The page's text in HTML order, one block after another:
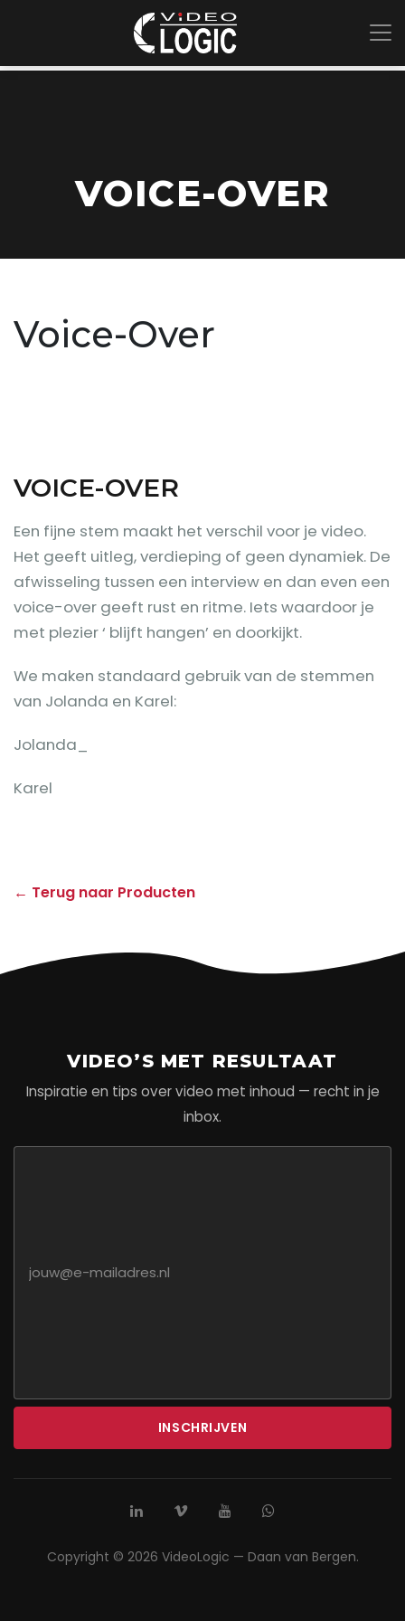
VOICE-OVER
Voice-Over
VOICE-OVER
Een fijne stem maakt het verschil voor je video.
Het geeft uitleg, verdieping of geen dynamiek. De
afwisseling tussen een interview en dan even een
voice-over geeft rust en ritme. Iets waardoor je
met plezier ‘ blijft hangen’ en doorkijkt.
We maken standaard gebruik van de stemmen
van Jolanda en Karel:
Jolanda_
Karel
← Terug naar Producten
VIDEO’S MET RESULTAAT
Inspiratie en tips over video met inhoud — recht in je
inbox.
INSCHRIJVEN
Copyright © 2026 VideoLogic — Daan van Bergen.